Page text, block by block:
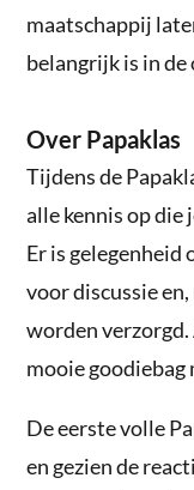
maatschappij
belangrijk is in
Over Papaklas
Tijdens de
alle kennis op die
Er is gelegenheid
voor discussie
worden verzorgd.
mooie goodiebag
De eerste volle
en gezien de